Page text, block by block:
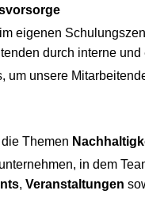
eigenen
durch interne
um unsere
Themen
in dem
, Veranstaltungen